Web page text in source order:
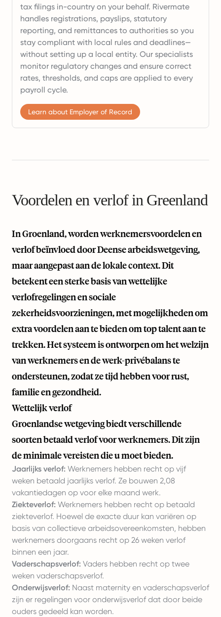
tax filings in-country on your behalf. Rivermate
handles registrations, payslips, statutory
reporting, and remittances to authorities so you
stay compliant with local rules and deadlines—
without setting up a local entity. Our specialists
monitor regulatory changes and ensure correct
rates, thresholds, and caps are applied to every
payroll cycle.
Learn about Employer of Record
Voordelen en verlof in Greenland
In Groenland, worden werknemersvoordelen en
verlof beïnvloed door Deense arbeidswetgeving,
maar aangepast aan de lokale context. Dit
betekent een sterke basis van wettelijke
verlofregelingen en sociale
zekerheidsvoorzieningen, met mogelijkheden om
extra voordelen aan te bieden om top talent aan te
trekken. Het systeem is ontworpen om het welzijn
van werknemers en de werk-privébalans te
ondersteunen, zodat ze tijd hebben voor rust,
familie en gezondheid.
Wettelijk verlof
Groenlandse wetgeving biedt verschillende
soorten betaald verlof voor werknemers. Dit zijn
de minimale vereisten die u moet bieden.
Jaarlijks verlof: Werknemers hebben recht op vijf
weken betaald jaarlijks verlof. Ze bouwen 2,08
vakantiedagen op voor elke maand werk.
Ziekteverlof: Werknemers hebben recht op betaald
ziekteverlof. Hoewel de exacte duur kan variëren op
basis van collectieve arbeidsovereenkomsten, hebben
werknemers doorgaans recht op 26 weken verlof
binnen een jaar.
Vaderschapsverlof: Vaders hebben recht op twee
weken vaderschapsverlof.
Onderwijsverlof: Naast maternity en vaderschapsverlof
zijn er regelingen voor onderwijsverlof dat door beide
ouders gedeeld kan worden.